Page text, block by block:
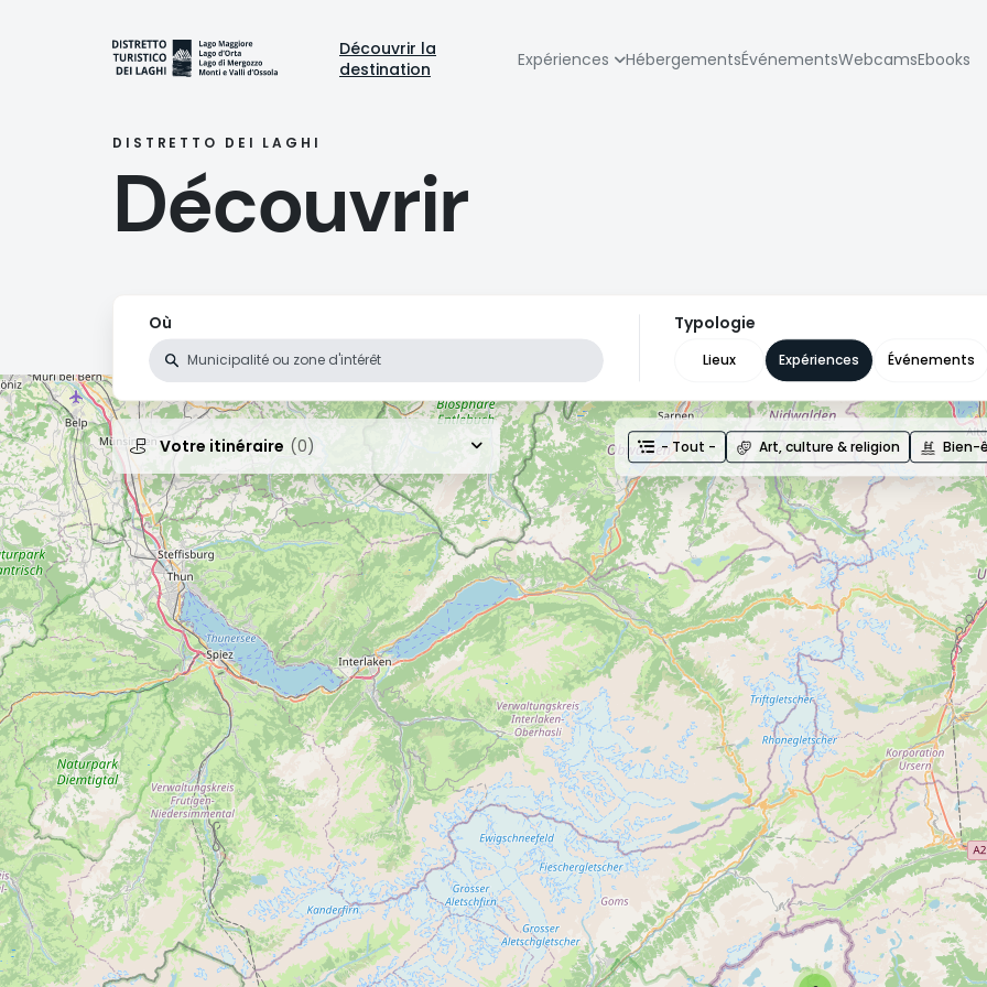
Navigazione
principale
Découvrir la
destination
Expériences HébergementsÉvénementsWebcamsEbooks
DISTRETTO DEI LAGHI
Découvrir
Où Typologie
Lieux Expériences Événements
- Tout - Art, culture & religion Bien-
Votre itinéraire (0)